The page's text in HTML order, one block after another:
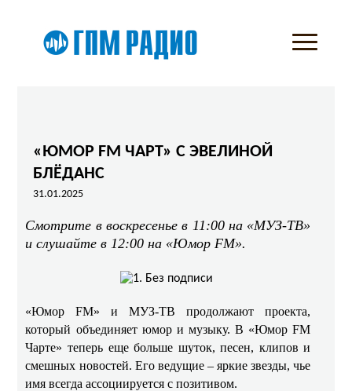
«ЮМОР FM ЧАРТ» С ЭВЕЛИНОЙ
БЛЁДАНС
31.01.2025
Смотрите в воскресенье в 11:00 на «МУЗ-ТВ»
и слушайте в 12:00 на «Юмор FM».
«Юмор FM» и МУЗ-ТВ продолжают проекта,
который объединяет юмор и музыку. В «Юмор FM
Чарте» теперь еще больше шуток, песен, клипов и
смешных новостей. Его ведущие – яркие звезды, чье
имя всегда ассоциируется с позитивом.